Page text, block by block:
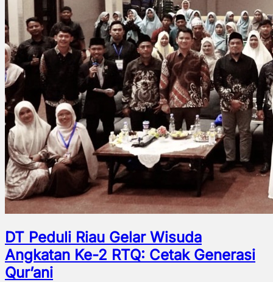
DT Peduli Riau Gelar Wisuda
Angkatan Ke-2 RTQ: Cetak Generasi
Qur’ani